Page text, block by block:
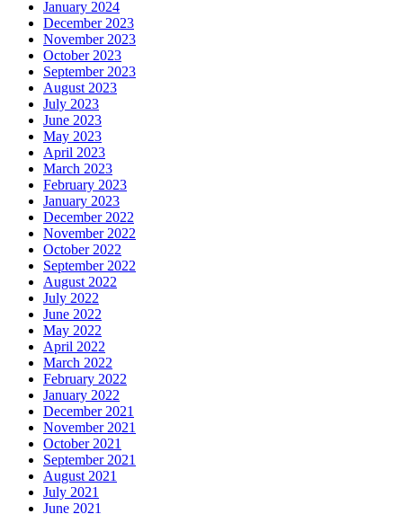
January 2024
December 2023
November 2023
October 2023
September 2023
August 2023
July 2023
June 2023
May 2023
April 2023
March 2023
February 2023
January 2023
December 2022
November 2022
October 2022
September 2022
August 2022
July 2022
June 2022
May 2022
April 2022
March 2022
February 2022
January 2022
December 2021
November 2021
October 2021
September 2021
August 2021
July 2021
June 2021